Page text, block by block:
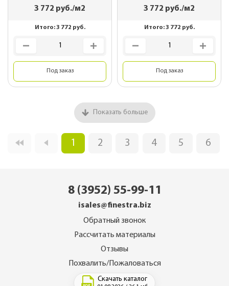
3 772 руб./м2
Итого:3 772 руб.
Под заказ
3 772 руб./м2
Итого:3 772 руб.
Под заказ
Показать больше
1 2 3 4 5 6
8 (3952) 55-99-11
isales@finestra.biz
Обратный звонок
Рассчитать материалы
Отзывы
Похвалить/Пожаловаться
Скачать каталог